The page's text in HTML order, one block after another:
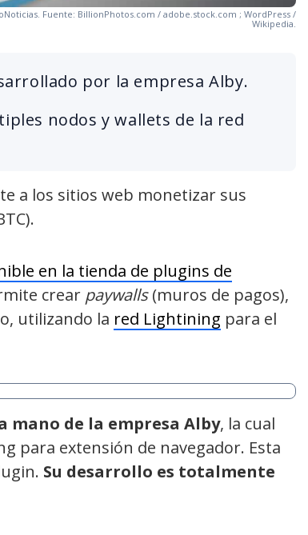
Fuente: BillionPhotos.com / adobe.stock.com ; WordPress /
Wikipedia.
por la empresa Alby.
nodos y wallets de la red
a los sitios web monetizar sus
en la tienda de plugins de
crear paywalls(muros de pagos),
utilizando la red Lightining para el
mano de la empresa Alby, la cual
para extensión de navegador. Esta
Su desarrollo es totalmente